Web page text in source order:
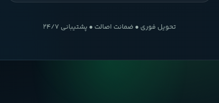
تحویل فوری • ضمانت اصالت • پشتیبانی ۲۴/۷